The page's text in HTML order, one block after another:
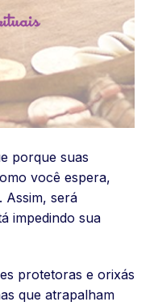
porque suas
você espera,
Assim, será
impedindo sua
protetoras e orixás
que atrapalham